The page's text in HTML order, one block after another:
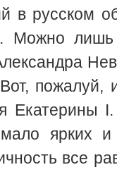
в русском
Можно
Екатерины
ярких
все